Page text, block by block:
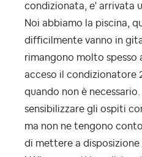
condizionata, e' arrivata
Noi abbiamo la piscina,
difficilmente vanno in
rimangono molto spesso
acceso il condizionatore
quando non è
sensibilizzare gli ospiti
ma non ne tengono
di mettere a